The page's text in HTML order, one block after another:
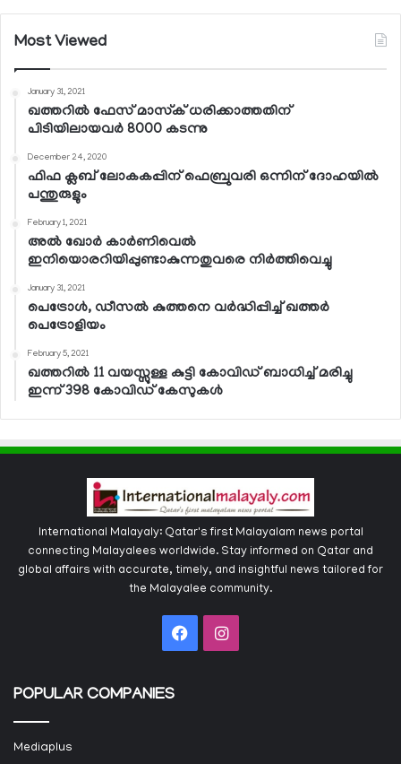
Most Viewed
January 31, 2021
ഖത്തറില്‍ ഫേസ് മാസ്‌ക് ധരിക്കാത്തതിന്
പിടിയിലായവര്‍ 8000 കടന്നു
December 24, 2020
ഫിഫ ക്ലബ് ലോകകപ്പിന് ഫെബ്രുവരി ഒന്നിന് ദോഹയില്‍
പന്തുരുളും
February 1, 2021
അല്‍ ഖോര്‍ കാര്‍ണിവെല്‍
ഇനിയൊരറിയിപ്പുണ്ടാകുന്നതുവരെ നിര്‍ത്തിവെച്ചു
January 31, 2021
പെട്രോള്‍, ഡീസല്‍ കുത്തനെ വര്‍ദ്ധിപ്പിച്ച് ഖത്തര്‍
പെട്രോളിയം
February 5, 2021
ഖത്തറില്‍ 11 വയസ്സുള്ള കുട്ടി കോവിഡ് ബാധിച്ച് മരിച്ചു
ഇന്ന് 398 കോവിഡ് കേസുകള്‍
International Malayaly: Qatar's first Malayalam news portal
connecting Malayalees worldwide. Stay informed on Qatar and
global affairs with accurate, timely, and insightful news tailored for
the Malayalee community.
FacebookInstagram
POPULAR COMPANIES
Mediaplus